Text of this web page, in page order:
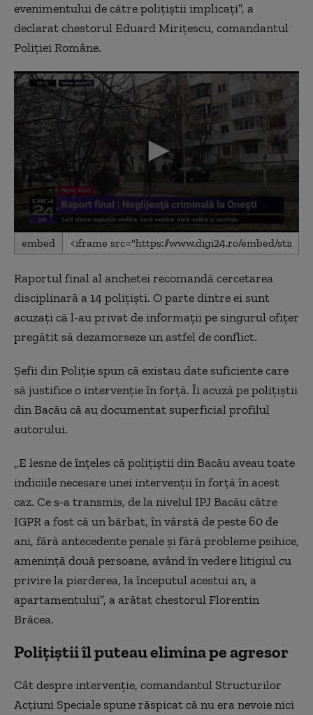
evenimentului de către polițiștii implicați”, a
declarat chestorul Eduard Mirițescu, comandantul
Poliției Române.
0
seconds
minutes,
55
seconds
embed
Raportul final al anchetei recomandă cercetarea
disciplinară a 14 polițiști. O parte dintre ei sunt
acuzați că l-au privat de informații pe singurul ofițer
pregătit să dezamorseze un astfel de conflict.
Șefii din Poliție spun că existau date suficiente care
să justifice o intervenție în forță. Îi acuză pe polițiștii
din Bacău că au documentat superficial profilul
autorului.
„E lesne de înțeles că polițiștii din Bacău aveau toate
indiciile necesare unei intervenții în forță în acest
caz. Ce s-a transmis, de la nivelul IPJ Bacău către
IGPR a fost că un bărbat, în vârstă de peste 60 de
ani, fără antecedente penale și fără probleme psihice,
amenință două persoane, având în vedere litigiul cu
privire la pierderea, la începutul acestui an, a
apartamentului”, a arătat chestorul Florentin
Brăcea.
Polițiștii îl puteau elimina pe agresor
Cât despre intervenție, comandantul Structurilor
Acțiuni Speciale spune răspicat că nu era nevoie nici